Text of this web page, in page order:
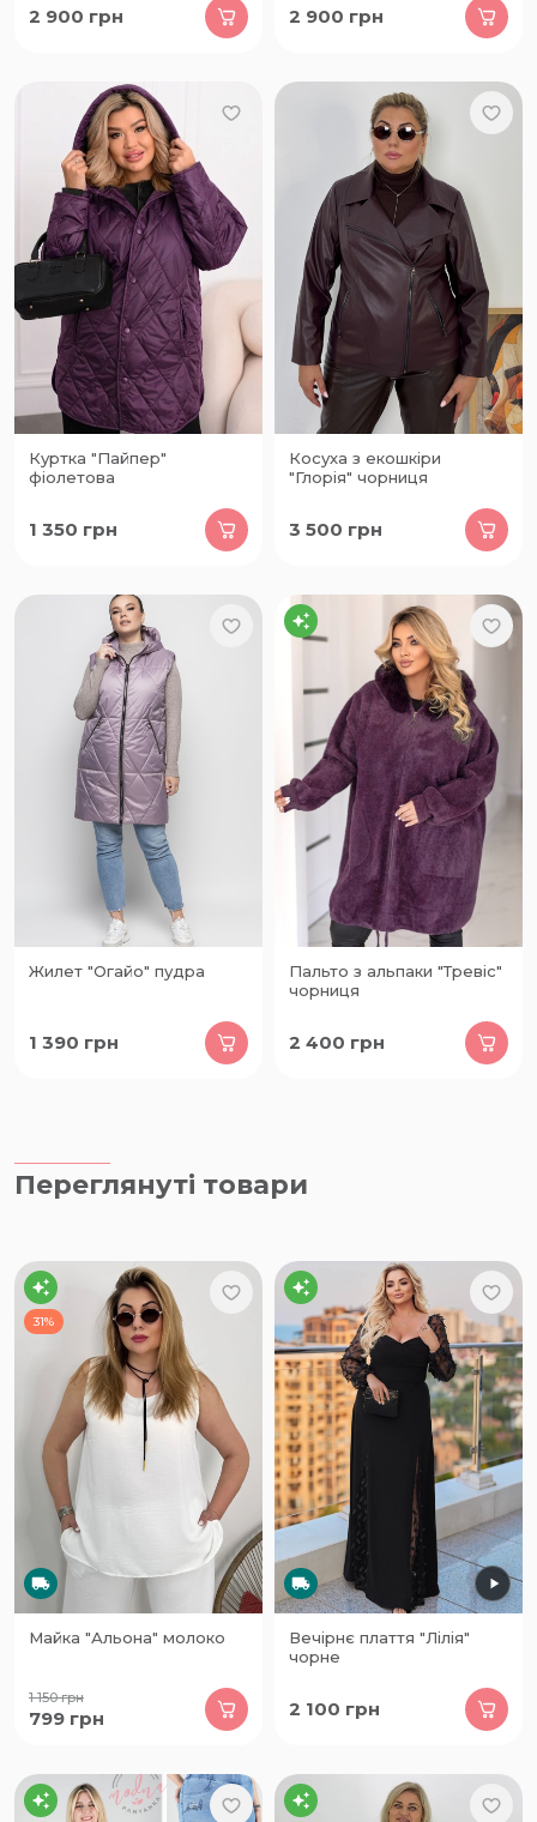
2 900 грн 2 900 грн
Куртка "Пайпер"
фіолетова
1 350 грн
Косуха з екошкіри
"Глорія" чорниця
3 500 грн
Жилет "Огайо" пудра
1 390 грн
Пальто з альпаки "Тревіс"
чорниця
2 400 грн
Переглянуті товари
31%
Майка "Альона" молоко
1 150грн
799 грн
Вечірнє плаття "Лілія"
чорне
2 100 грн